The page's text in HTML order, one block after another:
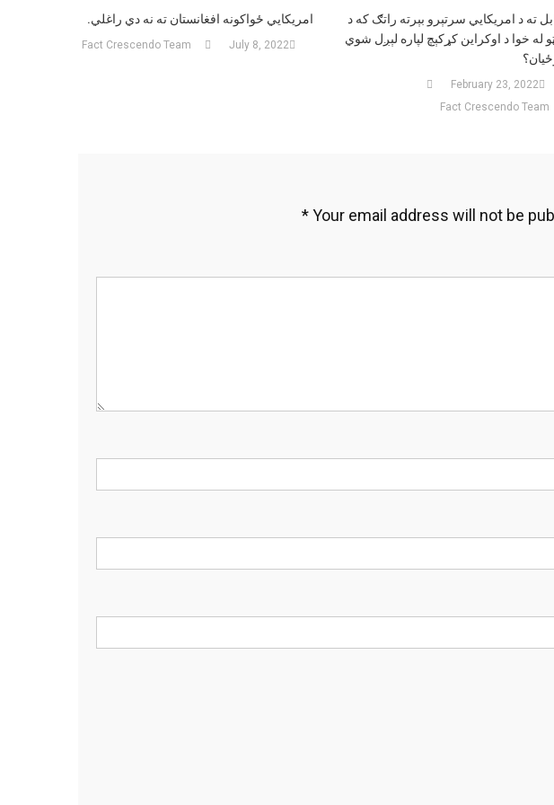
امریکايي ځواکونه افغانستان ته نه دي راغلي.
July 8, 2022
Fact Crescendo Team
ته د امریکایي سرتېرو بېرته راتګ که د
له خوا د اوکراین کړکېچ لپاره لېږل شوي
February 23, 2022
Fact Crescendo Team
Your email address will not be
*